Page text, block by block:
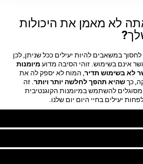
לא מאמן את היכולות
במשאבים להיות יעילים ככל שניתן, לכן
אינם בשימוש. זוהי הסיבה מדוע מיומנות
לא בשימוש תדיר, המוח לא יספק לה את
כךשהיא תהפך לחלשה יותר ויותר. זה
להשתמש במיומנות הקוגנטיבית
יעילים בחיי היום יום שלנו.